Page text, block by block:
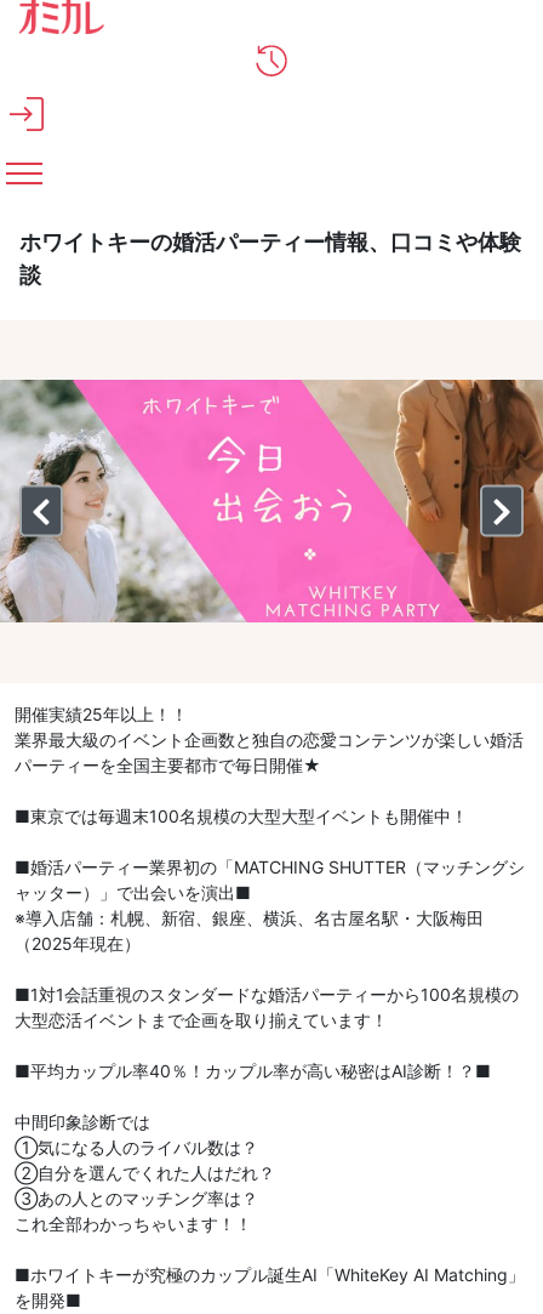
メインコンテンツへスキップ
ホワイトキーの婚活パーティー情報、口コミや体験
談
開催実績25年以上！！
業界最大級のイベント企画数と独自の恋愛コンテンツが楽しい婚活
パーティーを全国主要都市で毎日開催★
■東京では毎週末100名規模の大型大型イベントも開催中！
■婚活パーティー業界初の「MATCHING SHUTTER（マッチングシ
ャッター）」で出会いを演出■
※導入店舗：札幌、新宿、銀座、横浜、名古屋名駅・大阪梅田
（2025年現在）
■1対1会話重視のスタンダードな婚活パーティーから100名規模の
大型恋活イベントまで企画を取り揃えています！
■平均カップル率40％！カップル率が高い秘密はAI診断！？■
中間印象診断では
①気になる人のライバル数は？
②自分を選んでくれた人はだれ？
③あの人とのマッチング率は？
これ全部わかっちゃいます！！
■ホワイトキーが究極のカップル誕生AI「WhiteKey AI Matching」
を開発■